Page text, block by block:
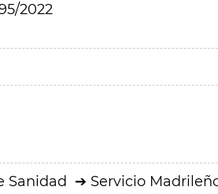
2022
Sanidad Servicio